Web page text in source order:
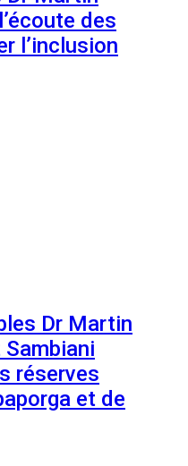
des
l’inclusion
Dr Martin
réserves
et de